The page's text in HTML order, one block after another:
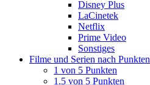
Disney Plus
LaCinetek
Netflix
Prime Video
Sonstiges
Filme und Serien nach Punkten
1 von 5 Punkten
1.5 von 5 Punkten